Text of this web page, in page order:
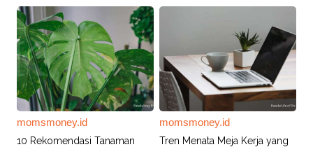
momsmoney.id
10 Rekomendasi Tanaman
momsmoney.id
Tren Menata Meja Kerja yang